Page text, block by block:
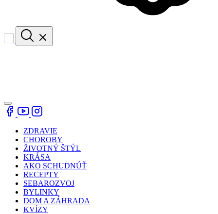
ZDRAVIE
CHOROBY
ŽIVOTNÝ ŠTÝL
KRÁSA
AKO SCHUDNÚŤ
RECEPTY
SEBAROZVOJ
BYLINKY
DOM A ZÁHRADA
KVÍZY